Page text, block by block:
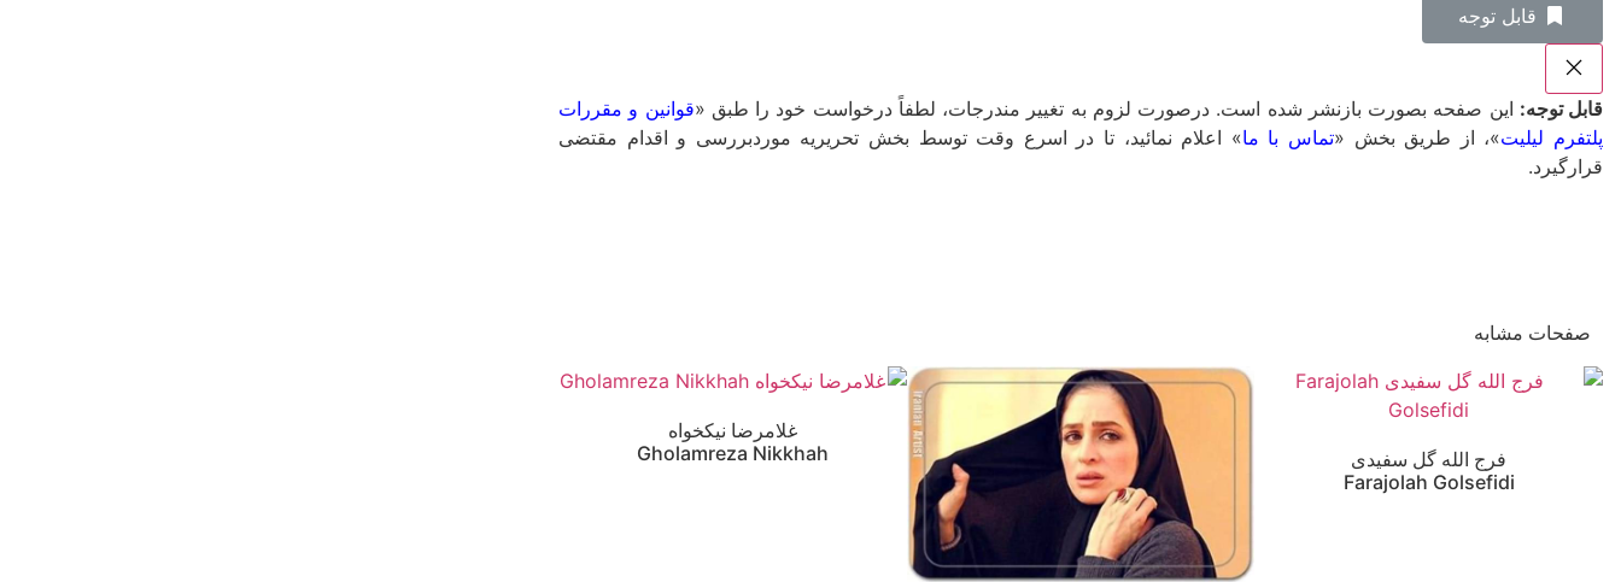
‌قابل توجه
قابل توجه: این صفحه بصورت بازنشر شده است. درصورت لزوم به تغییر مندرجات، لطفاً درخواست خود را طبق «قوانین و مقررات
پلتفرم لیلیت»، از طریق بخش «تماس با ما» اعلام نمائید، تا در اسرع وقت توسط بخش تحریریه موردبررسی و اقدام مقتضی
قرارگیرد.
صفحات مشابه
فرج الله گل سفیدی
Farajolah Golsefidi
غلامرضا نیکخواه
Gholamreza Nikkhah